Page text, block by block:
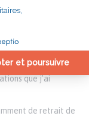
le Secours
saisies afin de me
que j'ai
de retrait de